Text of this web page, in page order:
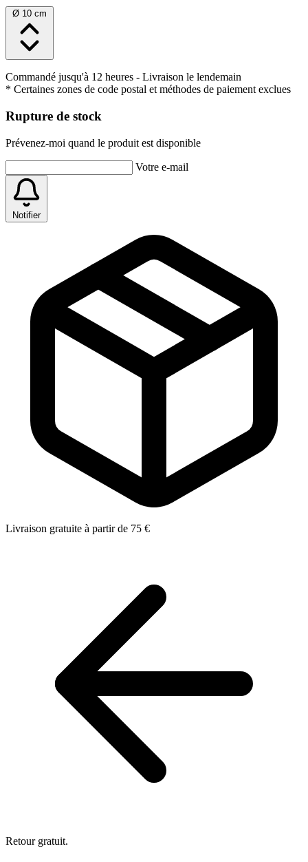
Ø 10 cm
Commandé jusqu'à 12 heures - Livraison le lendemain
* Certaines zones de code postal et méthodes de paiement exclues
Rupture de stock
Prévenez-moi quand le produit est disponible
Votre e-mail
Notifier
Livraison gratuite à partir de 75 €
Retour gratuit.